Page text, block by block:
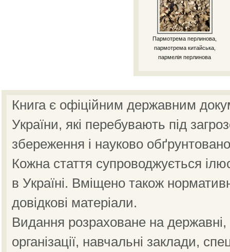
Пармотрема перлинова,
пармотрема китайська,
пармелія перлинова
Книга є офіційним державним
України, які перебувають під
збереження і науково
Кожна стаття супроводжується
в Україні. Вміщено також
довідкові матеріали.
Видання розраховане на державні,
організації, навчальні заклади,